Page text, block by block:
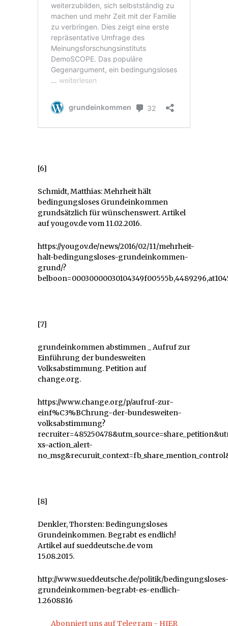
[6]
Schmidt, Matthias: Mehrheit hält
bedingungsloses Grundeinkommen
grundsätzlich für wünschenswert. Artikel
auf yougov.de vom 11.02.2016.
https://yougov.de/news/2016/02/11/mehrheit-
halt-bedingungsloses-grundeinkommen-
grund/?
[7]
grundeinkommen abstimmen _ Aufruf zur
Einführung der bundesweiten
Volksabstimmung. Petition auf
change.org.
https://www.change.org/p/aufruf-zur-
einf%C3%BChrung-der-bundesweiten-
volksabstimmung?
xs-action_alert-
[8]
Denkler, Thorsten: Bedingungsloses
Grundeinkommen. Begrabt es endlich!
Artikel auf sueddeutsche.de vom
15.08.2015.
http://www.sueddeutsche.de/politik/
grundeinkommen-begrabt-es-endlich-
1.2608816
Abonniert uns auf Telegram - HIER